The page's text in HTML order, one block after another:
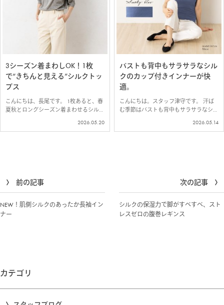
3シーズン着まわしOK！1枚
で“きちんと見える”シルクトッ
プス
こんにちは、長尾です。 1枚あると、春
夏秋とロングシーズン着まわせるシルク
2026.05.20
バストも背中もサラサラなシル
クのカップ付きインナーが快
適。
こんにちは。スタッフ津守です。 汗ば
む季節はバストも背中もサラサラなシル
2026.05.14
次の記事
シルクの保湿力で脚がすべすべ、スト
レスゼロの腹巻レギンス
前の記事
NEW！肌側シルクのあったか長袖イン
ナー
カテゴリ